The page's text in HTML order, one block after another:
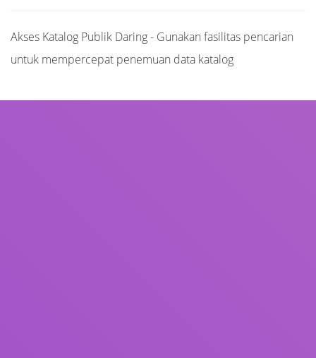
Akses Katalog Publik Daring - Gunakan fasilitas pencarian
untuk mempercepat penemuan data katalog